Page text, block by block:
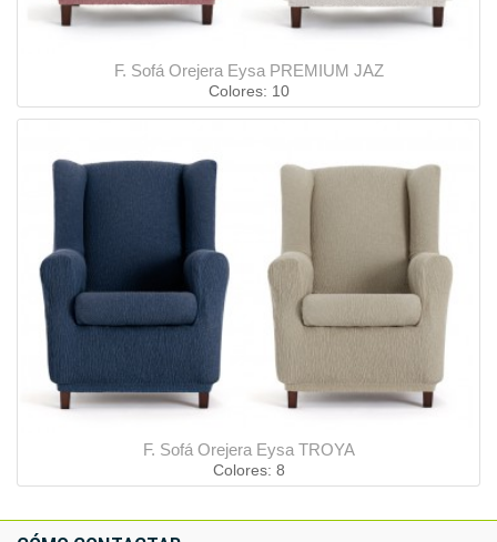
F. Sofá Orejera Eysa PREMIUM JAZ
Colores: 10
F. Sofá Orejera Eysa TROYA
Colores: 8